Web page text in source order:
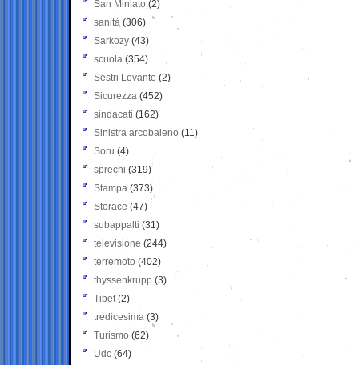
San Miniato (2)
sanità (306)
Sarkozy (43)
scuola (354)
Sestri Levante (2)
Sicurezza (452)
sindacati (162)
Sinistra arcobaleno (11)
Soru (4)
sprechi (319)
Stampa (373)
Storace (47)
subappalti (31)
televisione(244)
terremoto (402)
thyssenkrupp (3)
Tibet(2)
tredicesima (3)
Turismo (62)
Udc (64)